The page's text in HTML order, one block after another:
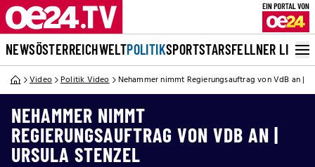
NEWSÖSTERREICHWELTPOLITIKSPORTSTARSFELLNER LIVE
Video Politik Video Nehammer nimmt Regierungsauftrag von VdB an |
NEHAMMER NIMMT
REGIERUNGSAUFTRAG VON VDB AN |
URSULA STENZEL